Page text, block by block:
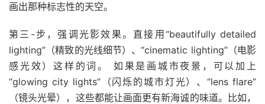
画出那种标志性的天空。
第三-步，强调光影效果。直接用“beautifully detailed
lighting”（精致的光线细节）、“cinematic lighting”（电影
感光效）这样的词。 如果是画城市夜景，可以加上
“glowing city lights”（闪烁的城市灯光）、“lens flare”
（镜头光晕），这些都能让画面更有新海诚的味道。比如，